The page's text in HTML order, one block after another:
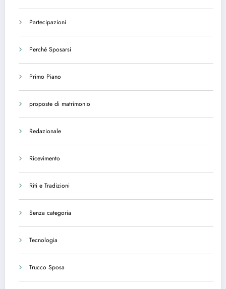
Partecipazioni
Perché Sposarsi
Primo Piano
proposte di matrimonio
Redazionale
Ricevimento
Riti e Tradizioni
Senza categoria
Tecnologia
Trucco Sposa